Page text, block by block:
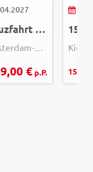
6 Tage Tulpenkreuzfahrt - Ein Tulpenmeer für die Sinne
Köln-Rotterdam-Amsterdam-Köln
€p.P. 15